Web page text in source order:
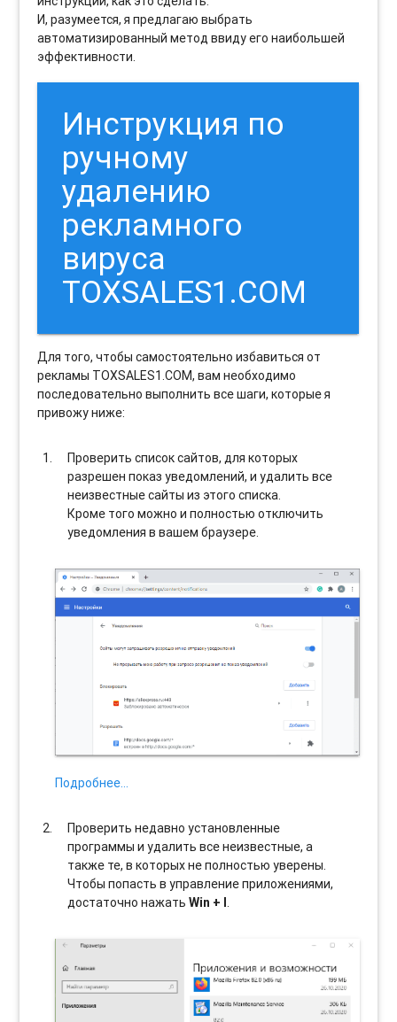
И, разумеется, я предлагаю выбрать
автоматизированный метод ввиду его наибольшей
эффективности.
Инструкция по
ручному
удалению
рекламного
вируса
TOXSALES1.COM
Для того, чтобы самостоятельно избавиться от
рекламы TOXSALES1.COM, вам необходимо
последовательно выполнить все шаги, которые я
привожу ниже:
Проверить список сайтов, для которых
разрешен показ уведомлений, и удалить все
неизвестные сайты из этого списка.
Кроме того можно и полностью отключить
уведомления в вашем браузере.
Подробнее…
Проверить недавно установленные
программы и удалить все неизвестные, а
также те, в которых не полностью уверены.
Чтобы попасть в управление приложениями,
достаточно нажатьWin + I.